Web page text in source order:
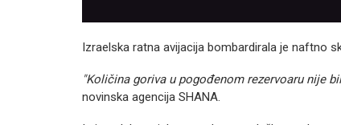
Izraelska ratna avijacija bombardirala je naftno
"Količina goriva u pogođenom rezervoaru nije
novinska agencija SHANA.